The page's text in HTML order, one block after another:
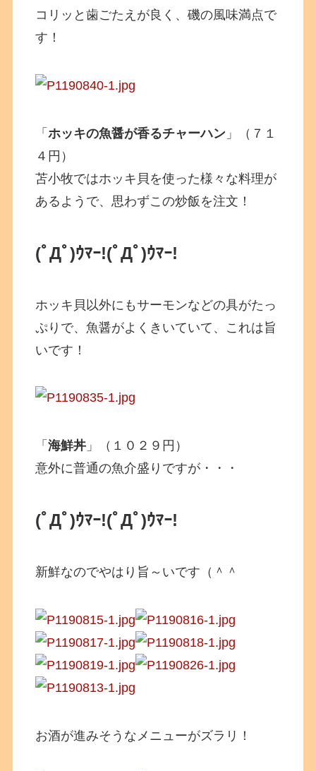
コリッと歯ごたえが良く、磯の風味満点で
す！
「ホッキの魚醤が香るチャーハン 」（７１
４円）
苫小牧ではホッキ貝を使った様々な料理が
あるようで、思わずこの炒飯を注文！
(ﾟДﾟ)ｳﾏｰ!(ﾟДﾟ)ｳﾏｰ!
ホッキ貝以外にもサーモンなどの具がたっ
ぷりで、魚醤がよくきいていて、これは旨
いです！
「海鮮丼 」（１０２９円）
意外に普通の魚介盛りですが・・・
(ﾟДﾟ)ｳﾏｰ!(ﾟДﾟ)ｳﾏｰ!
新鮮なのでやはり旨～いです（＾＾
お酒が進みそうなメニューがズラリ！